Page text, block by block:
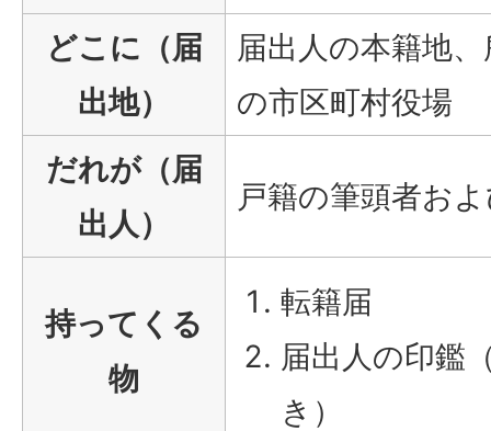
どこに（届
出地）
届出人の本籍地
の市区町村役場
だれが（届
出人）
戸籍の筆頭者お
持ってくる
物
転籍届
届出人の印鑑
き）